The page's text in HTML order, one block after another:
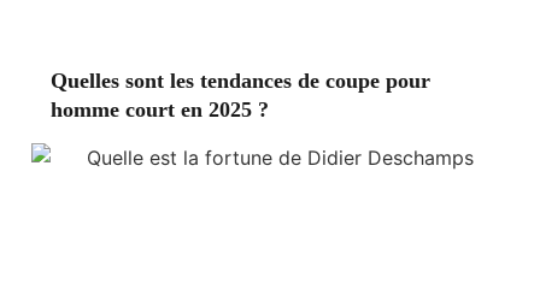
Quelles sont les tendances de coupe pour
homme court en 2025 ?